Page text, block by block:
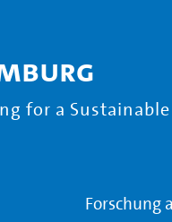
for a
Forschung